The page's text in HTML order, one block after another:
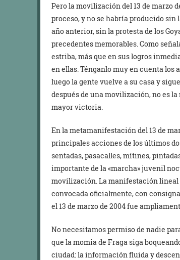
Pero la movilización del 13 de marzo
proceso, y no se habría producido
año anterior, sin la protesta de los
precedentes memorables. Como
estriba, más que en sus logros
en ellas. Ténganlo muy en cuenta los
luego la gente vuelve a su casa y
después de una movilización, no es
mayor victoria.
En la metamanifestación del 13 de
principales acciones de los últimos
sentadas, pasacalles, mítines,
importante de la «marcha» juvenil
movilización. La manifestación
convocada oficialmente, con
el 13 de marzo de 2004 fue
No necesitamos permiso de nadie
que la momia de Fraga siga
ciudad: la información fluida y